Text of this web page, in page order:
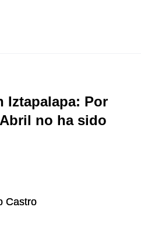
Iztapalapa: Por
no ha sido
Castro